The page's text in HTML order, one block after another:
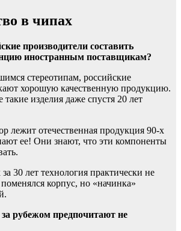
в чипах
производители составить
иностранным поставщикам?
стереотипам, российские
хорошую качественную продукцию.
изделия даже спустя 20 лет
лежит отечественная продукция 90-х
ее! Они знают, что эти компоненты
30 лет технология практически не
корпус, но «начинка»
рубежом предпочитают не